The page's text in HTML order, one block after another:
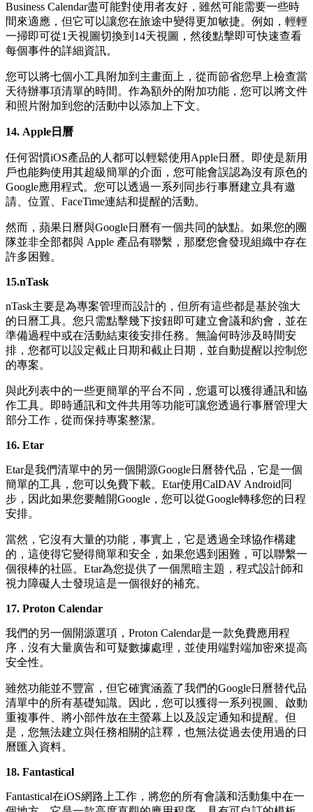
Business Calendar盡可能對使用者友好，雖然可能需要一些時
間來適應，但它可以讓您在旅途中變得更加敏捷。例如，輕輕
一掃即可從1天視圖切換到14天視圖，然後點擊即可快速查看
每個事件的詳細資訊。
您可以將七個小工具附加到主畫面上，從而節省您早上檢查當
天待辦事項清單的時間。作為額外的附加功能，您可以將文件
和照片附加到您的活動中以添加上下文。
14. Apple日曆
任何習慣iOS產品的人都可以輕鬆使用Apple日曆。即使是新用
戶也能夠使用其超級簡單的介面，您可能會誤認為沒有原色的
Google應用程式。您可以透過一系列同步行事曆建立具有邀
請、位置、FaceTime連結和提醒的活動。
然而，蘋果日曆與Google日曆有一個共同的缺點。如果您的團
隊並非全部都與 Apple 產品有聯繫，那麼您會發現組織中存在
許多困難。
15.nTask
nTask主要是為專案管理而設計的，但所有這些都是基於強大
的日曆工具。您只需點擊幾下按鈕即可建立會議和約會，並在
準備過程中或在活動結束後安排任務。無論何時涉及時間安
排，您都可以設定截止日期和截止日期，並自動提醒以控制您
的專案。
與此列表中的一些更簡單的平台不同，您還可以獲得通訊和協
作工具。即時通訊和文件共用等功能可讓您透過行事曆管理大
部分工作，從而保持專案整潔。
16. Etar
Etar是我們清單中的另一個開源Google日曆替代品，它是一個
簡單的工具，您可以免費下載。Etar使用CalDAV Android同
步，因此如果您要離開Google，您可以從Google轉移您的日程
安排。
當然，它沒有大量的功能，事實上，它是透過全球協作構建
的，這使得它變得簡單和安全，如果您遇到困難，可以聯繫一
個很棒的社區。Etar為您提供了一個黑暗主題，程式設計師和
視力障礙人士發現這是一個很好的補充。
17. Proton Calendar
我們的另一個開源選項，Proton Calendar是一款免費應用程
序，沒有大量廣告和可疑數據處理，並使用端對端加密來提高
安全性。
雖然功能並不豐富，但它確實涵蓋了我們的Google日曆替代品
清單中的所有基礎知識。因此，您可以獲得一系列視圖、啟動
重複事件、將小部件放在主螢幕上以及設定通知和提醒。但
是，您無法建立與任務相關的註釋，也無法從過去使用過的日
曆匯入資料。
18. Fantastical
Fantastical在iOS網路上工作，將您的所有會議和活動集中在一